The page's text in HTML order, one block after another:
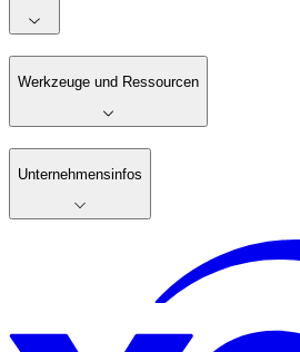
Werkzeuge und Ressourcen
Unternehmensinfos